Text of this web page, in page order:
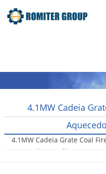
4.1MW Cadeia
4.1MW Cadeia Grate Coal
aquecedores a óleo